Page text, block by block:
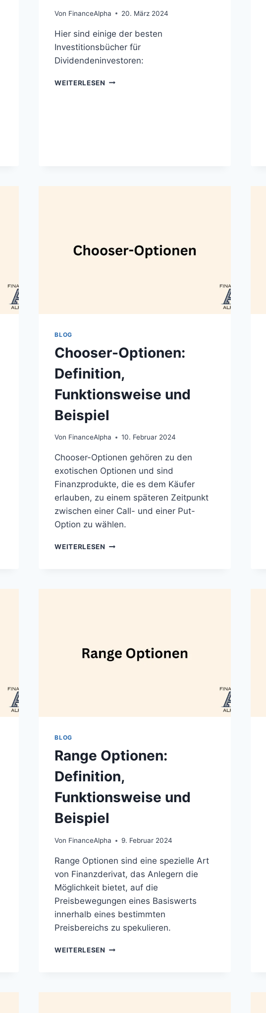
Von FinanceAlpha 20. März 2024
Hier sind einige der besten
Investitionsbücher für
Dividendeninvestoren:
WEITERLESEN DIE
BLOG
Chooser-Optionen:
Definition,
Funktionsweise und
Beispiel
Von FinanceAlpha 10. Februar 2024
Chooser-Optionen gehören zu den
exotischen Optionen und sind
Finanzprodukte, die es dem Käufer
erlauben, zu einem späteren Zeitpunkt
zwischen einer Call- und einer Put-
Option zu wählen.
WEITERLESEN CHOOSER-
BLOG
Range Optionen:
Definition,
Funktionsweise und
Beispiel
Von FinanceAlpha 9. Februar 2024
Range Optionen sind eine spezielle Art
von Finanzderivat, das Anlegern die
Möglichkeit bietet, auf die
Preisbewegungen eines Basiswerts
innerhalb eines bestimmten
Preisbereichs zu spekulieren.
WEITERLESEN RANGE